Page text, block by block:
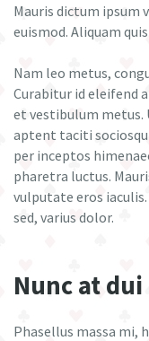
Mauris dictum ipsum
euismod. Aliquam
Nam leo metus,
Curabitur id eleifend
et vestibulum metus.
aptent taciti
per inceptos
pharetra luctus.
vulputate eros
sed, varius dolor.
Nunc at
Phasellus massa mi,